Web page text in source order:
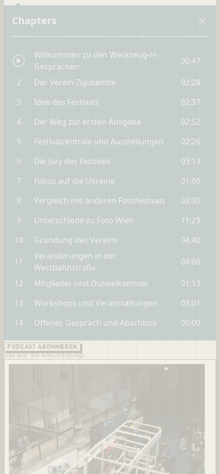
PODCAST ABONNIEREN
Das war die Ankündigung: